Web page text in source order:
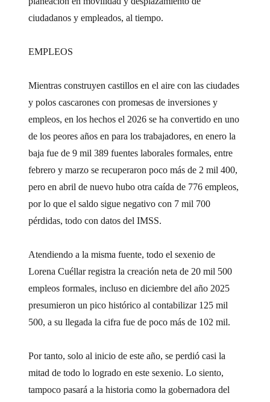
ciudadanos y empleados, al tiempo.
EMPLEOS
Mientras construyen castillos en el aire con las ciudades
y polos cascarones con promesas de inversiones y
empleos, en los hechos el 2026 se ha convertido en uno
de los peores años en para los trabajadores, en enero la
baja fue de 9 mil 389 fuentes laborales formales, entre
febrero y marzo se recuperaron poco más de 2 mil 400,
pero en abril de nuevo hubo otra caída de 776 empleos,
por lo que el saldo sigue negativo con 7 mil 700
pérdidas, todo con datos del IMSS.
Atendiendo a la misma fuente, todo el sexenio de
Lorena Cuéllar registra la creación neta de 20 mil 500
empleos formales, incluso en diciembre del año 2025
presumieron un pico histórico al contabilizar 125 mil
500, a su llegada la cifra fue de poco más de 102 mil.
Por tanto, solo al inicio de este año, se perdió casi la
mitad de todo lo logrado en este sexenio. Lo siento,
tampoco pasará a la historia como la gobernadora del